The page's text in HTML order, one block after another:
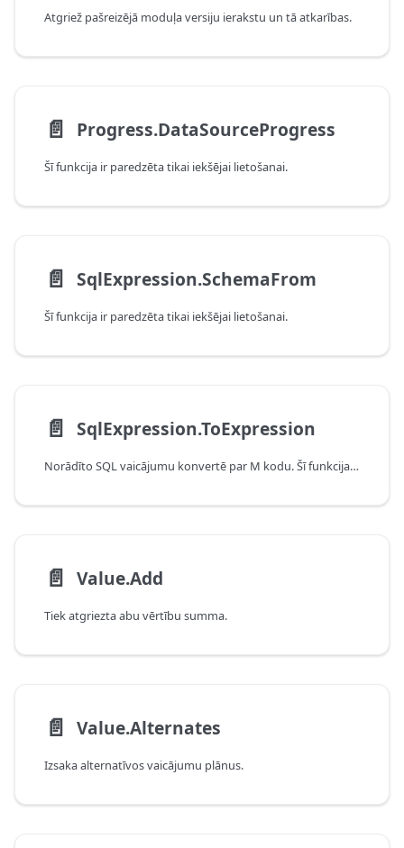
Atgriež pašreizējā moduļa versiju ierakstu un tā atkarības.
📄️ Progress.DataSourceProgress
Šī funkcija ir paredzēta tikai iekšējai lietošanai.
📄️ SqlExpression.SchemaFrom
Šī funkcija ir paredzēta tikai iekšējai lietošanai.
📄️ SqlExpression.ToExpression
Norādīto SQL vaicājumu konvertē par M kodu. Šī funkcija ir paredzēta tikai iekšējai lietošanai.
📄️ Value.Add
Tiek atgriezta abu vērtību summa.
📄️ Value.Alternates
Izsaka alternatīvos vaicājumu plānus.